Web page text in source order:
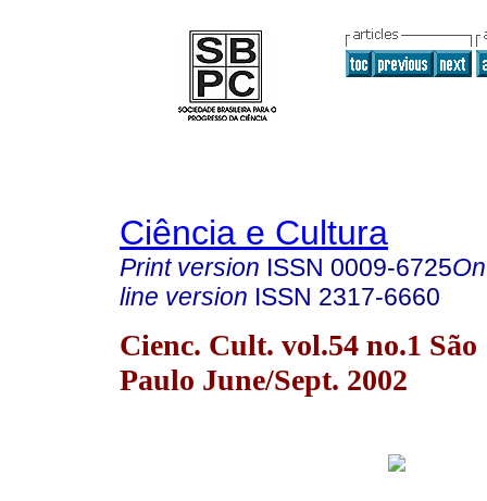
Ciência e Cultura
Print version ISSN 0009-6725
line version ISSN 2317-6660
Cienc. Cult. vol.54 no.1 São
Paulo June/Sept. 2002